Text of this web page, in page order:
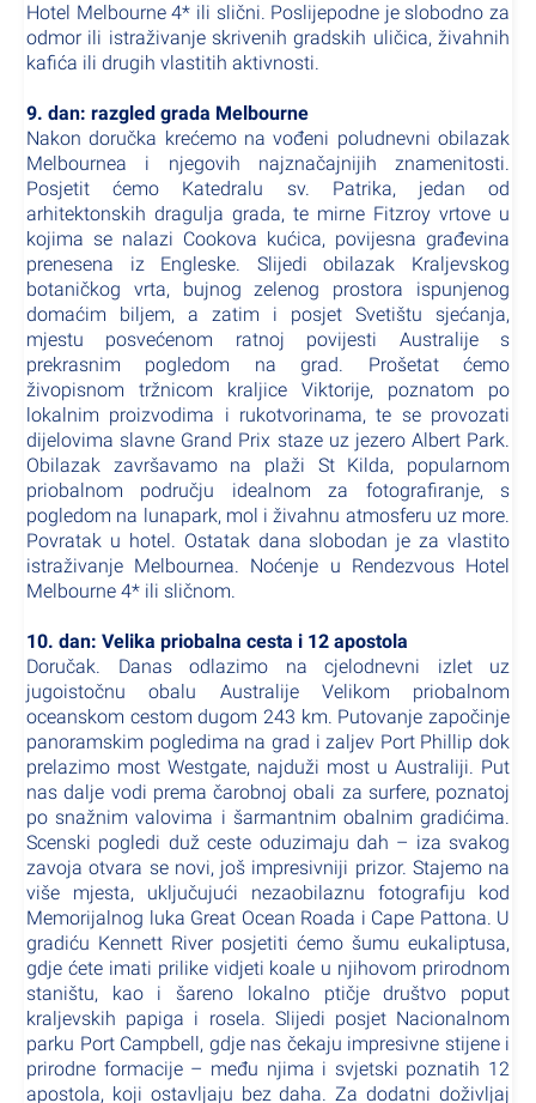
Hotel Melbourne 4* ili slični. Poslijepodne je slobodno za
odmor ili istraživanje skrivenih gradskih uličica, živahnih
kafića ili drugih vlastitih aktivnosti.
9. dan: razgled grada Melbourne
Nakon doručka krećemo na vođeni poludnevni obilazak
Melbournea i njegovih najznačajnijih znamenitosti.
Posjetit ćemo Katedralu sv. Patrika, jedan od
arhitektonskih dragulja grada, te mirne Fitzroy vrtove u
kojima se nalazi Cookova kućica, povijesna građevina
prenesena iz Engleske. Slijedi obilazak Kraljevskog
botaničkog vrta, bujnog zelenog prostora ispunjenog
domaćim biljem, a zatim i posjet Svetištu sjećanja,
mjestu posvećenom ratnoj povijesti Australije s
prekrasnim pogledom na grad. Prošetat ćemo
živopisnom tržnicom kraljice Viktorije, poznatom po
lokalnim proizvodima i rukotvorinama, te se provozati
dijelovima slavne Grand Prix staze uz jezero Albert Park.
Obilazak završavamo na plaži St Kilda, popularnom
priobalnom području idealnom za fotografiranje, s
pogledom na lunapark, mol i živahnu atmosferu uz more.
Povratak u hotel. Ostatak dana slobodan je za vlastito
istraživanje Melbournea. Noćenje u Rendezvous Hotel
Melbourne 4* ili sličnom.
10. dan: Velika priobalna cesta i 12 apostola
Doručak. Danas odlazimo na cjelodnevni izlet uz
jugoistočnu obalu Australije Velikom priobalnom
oceanskom cestom dugom 243 km. Putovanje započinje
panoramskim pogledima na grad i zaljev Port Phillip dok
prelazimo most Westgate, najduži most u Australiji. Put
nas dalje vodi prema čarobnoj obali za surfere, poznatoj
po snažnim valovima i šarmantnim obalnim gradićima.
Scenski pogledi duž ceste oduzimaju dah – iza svakog
zavoja otvara se novi, još impresivniji prizor. Stajemo na
više mjesta, uključujući nezaobilaznu fotografiju kod
Memorijalnog luka Great Ocean Roada i Cape Pattona. U
gradiću Kennett River posjetiti ćemo šumu eukaliptusa,
gdje ćete imati prilike vidjeti koale u njihovom prirodnom
staništu, kao i šareno lokalno ptičje društvo poput
kraljevskih papiga i rosela. Slijedi posjet Nacionalnom
parku Port Campbell, gdje nas čekaju impresivne stijene i
prirodne formacije – među njima i svjetski poznatih 12
apostola, koji ostavljaju bez daha. Za dodatni doživljaj